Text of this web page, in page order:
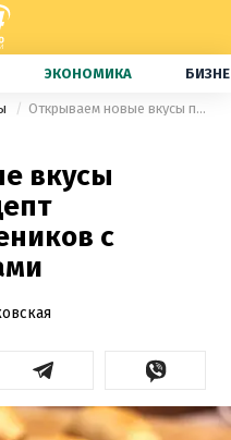
ЭКОНОМИКА
Открываем новые вкусы привычного: рецепт запеченных вареников с капустой и грибами
вкусы
с